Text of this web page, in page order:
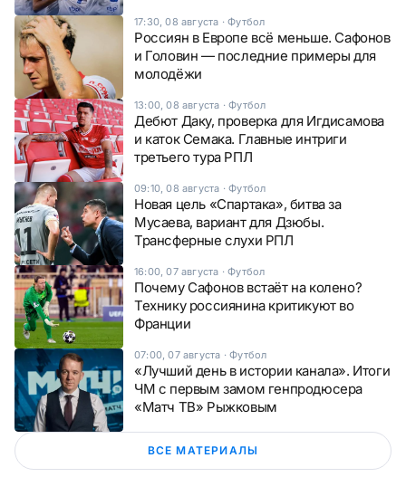
17:30, 08 августа ·Футбол
Россиян в Европе всё меньше. Сафонов
и Головин — последние примеры для
молодёжи
13:00, 08 августа ·Футбол
Дебют Даку, проверка для Игдисамова
и каток Семака. Главные интриги
третьего тура РПЛ
09:10, 08 августа ·Футбол
Новая цель «Спартака», битва за
Мусаева, вариант для Дзюбы.
Трансферные слухи РПЛ
16:00, 07 августа ·Футбол
Почему Сафонов встаёт на колено?
Технику россиянина критикуют во
Франции
07:00, 07 августа ·Футбол
«Лучший день в истории канала». Итоги
ЧМ с первым замом генпродюсера
«Матч ТВ» Рыжковым
ВСЕ МАТЕРИАЛЫ